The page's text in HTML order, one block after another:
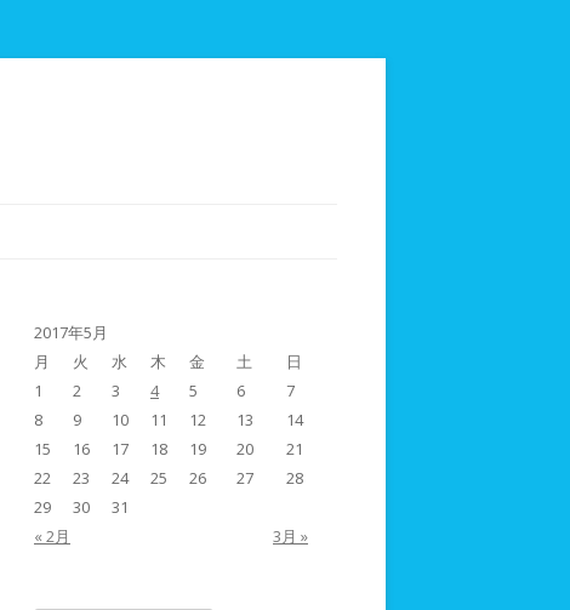
2017年5月
月
火 水 木 金 土 日
« 2月 3月 »
1 2 3 4 5 6
7
8
9 10 11 12 13
14
15
16 17 18 19 20
21
22
23 24 25 26 27
28
29
30 31